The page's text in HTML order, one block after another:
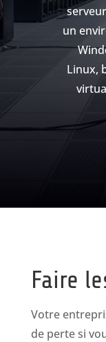
un
Linux,
Faire
Votre
de perte si